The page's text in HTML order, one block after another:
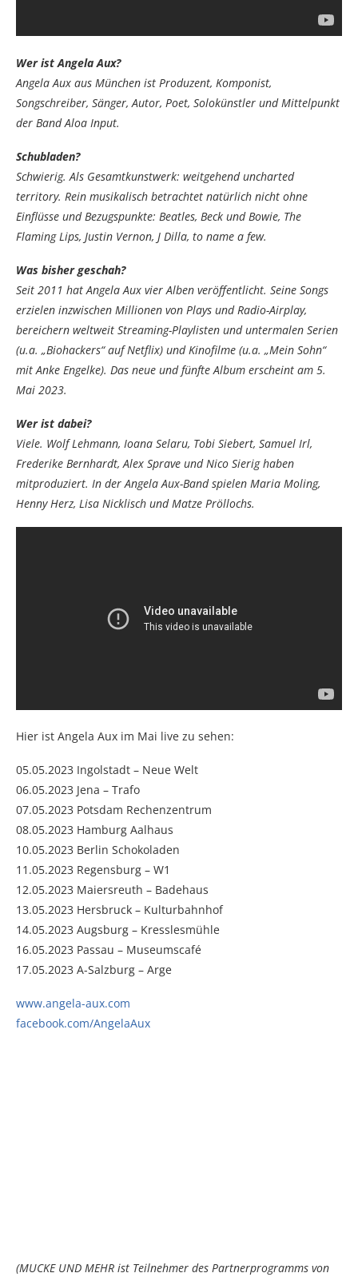
Wer ist Angela Aux?
Angela Aux aus München ist Produzent, Komponist,
Songschreiber, Sänger, Autor, Poet, Solokünstler und Mittelpunkt
der Band Aloa Input.
Schubladen?
Schwierig. Als Gesamtkunstwerk: weitgehend uncharted
territory. Rein musikalisch betrachtet natürlich nicht ohne
Einflüsse und Bezugspunkte: Beatles, Beck und Bowie, The
Flaming Lips, Justin Vernon, J Dilla, to name a few.
Was bisher geschah?
Seit 2011 hat Angela Aux vier Alben veröffentlicht. Seine Songs
erzielen inzwischen Millionen von Plays und Radio-Airplay,
bereichern weltweit Streaming-Playlisten und untermalen Serien
(u.a. „Biohackers“ auf Netflix) und Kinofilme (u.a. „Mein Sohn“
mit Anke Engelke). Das neue und fünfte Album erscheint am 5.
Mai 2023.
Wer ist dabei?
Viele. Wolf Lehmann, Ioana Selaru, Tobi Siebert, Samuel Irl,
Frederike Bernhardt, Alex Sprave und Nico Sierig haben
mitproduziert. In der Angela Aux-Band spielen Maria Moling,
Henny Herz, Lisa Nicklisch und Matze Pröllochs.
Hier ist Angela Aux im Mai live zu sehen:
05.05.2023 Ingolstadt – Neue Welt
06.05.2023 Jena – Trafo
07.05.2023 Potsdam Rechenzentrum
08.05.2023 Hamburg Aalhaus
10.05.2023 Berlin Schokoladen
11.05.2023 Regensburg – W1
12.05.2023 Maiersreuth – Badehaus
13.05.2023 Hersbruck – Kulturbahnhof
14.05.2023 Augsburg – Kresslesmühle
16.05.2023 Passau – Museumscafé
17.05.2023 A-Salzburg – Arge
www.angela-aux.com
facebook.com/AngelaAux
(MUCKE UND MEHR ist Teilnehmer des Partnerprogramms von